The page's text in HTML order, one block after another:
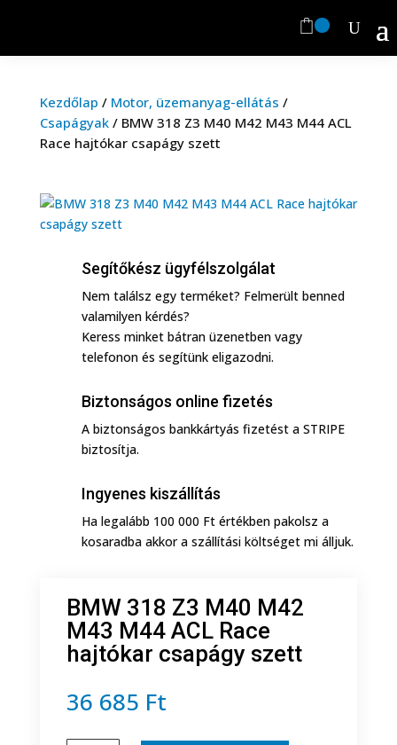
Kezdőlap / Motor, üzemanyag-ellátás /
Csapágyak/ BMW 318 Z3 M40 M42 M43 M44 ACL
Race hajtókar csapágy szett
Segítőkész ügyfélszolgálat
Nem találsz egy terméket? Felmerült benned
valamilyen kérdés?
Keress minket bátran üzenetben vagy
telefonon és segítünk eligazodni.
Biztonságos online fizetés
A biztonságos bankkártyás fizetést a STRIPE
biztosítja.
Ingyenes kiszállítás
Ha legalább 100 000 Ft értékben pakolsz a
kosaradba akkor a szállítási költséget mi álljuk.
BMW 318 Z3 M40 M42
M43 M44 ACL Race
hajtókar csapágy szett
36 685 Ft